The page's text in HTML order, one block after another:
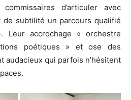
d’articuler avec
de subtilité un parcours qualifié
Leur accrochage « orchestre
poétiques » et ose des
audacieux qui parfois n’hésitent